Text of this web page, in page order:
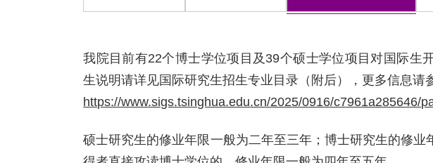
我院目前有22个博士学位项目及39个硕士学位项目对国际生
生说明请详见国际研究生招生专业目录（附后），更多信息请
https://www.sigs.tsinghua.edu.cn/2025/0916/c7961a285646/
硕士研究生的修业年限一般为二年至三年；博士研究生的修